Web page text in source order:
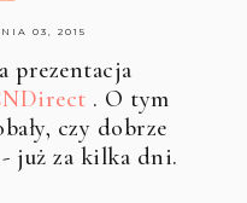
03, 2015
prezentacja
. O tym
czy dobrze
już za kilka dni.